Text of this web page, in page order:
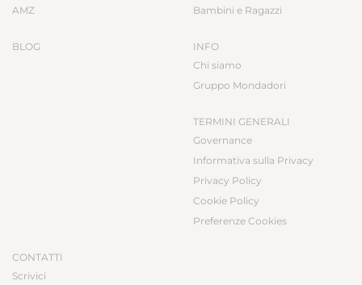
AMZ
BLOG
Bambini e Ragazzi
INFO
Chi siamo
Gruppo Mondadori
TERMINI GENERALI
Governance
Informativa sulla Privacy
Privacy Policy
Cookie Policy
Preferenze Cookies
CONTATTI
Scrivici